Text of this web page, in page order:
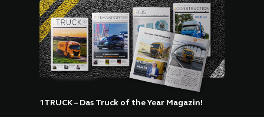
1TRUCK – Das Truck of the Year Magazin!